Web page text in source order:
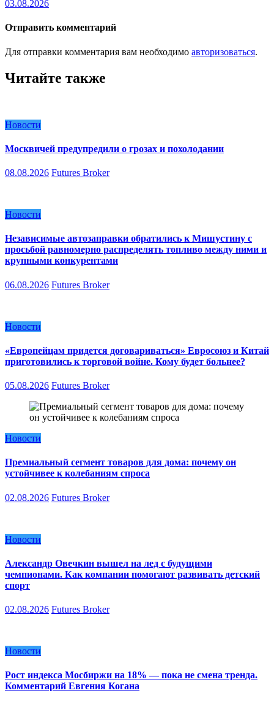
03.08.2026
Отправить комментарий
Для отправки комментария вам необходимо авторизоваться.
Читайте также
Новости
Москвичей предупредили о грозах и похолодании
08.08.2026 Futures Broker
Новости
Независимые автозаправки обратились к Мишустину с
просьбой равномерно распределять топливо между ними и
крупными конкурентами
06.08.2026 Futures Broker
Новости
«Европейцам придется договариваться» Евросоюз и Китай
приготовились к торговой войне. Кому будет больнее?
05.08.2026 Futures Broker
Новости
Премиальный сегмент товаров для дома: почему он
устойчивее к колебаниям спроса
02.08.2026 Futures Broker
Новости
Александр Овечкин вышел на лед с будущими
чемпионами. Как компании помогают развивать детский
спорт
02.08.2026 Futures Broker
Новости
Рост индекса Мосбиржи на 18% — пока не смена тренда.
Комментарий Евгения Когана